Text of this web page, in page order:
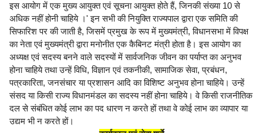
इस आयोग में एक मुख्य आयुक्त एवं सूचना आयुक्त होते हैं, जिनकी संख्या 10 से
अधिक नहीं होनी चाहिये ।' इन सभी की नियुक्ति राज्यपाल द्वारा एक समिति की
सिफारिश पर की जाती है, जिसमें प्रमुख के रूप में मुख्यमंत्री, विधानसभा में विपक्ष
का नेता एवं मुख्यमंत्री द्वारा मनोनीत एक कैबिनट मंत्री होता है। इस आयोग का
अध्यक्ष एवं सदस्य बनने वाले सदस्यों में सार्वजनिक जीवन का पर्याप्त का अनुभव
होना चाहिये तथा उन्हें विधि, विज्ञान एवं तकनीकी, सामाजिक सेवा, प्रबंधन,
पत्रकारिता, जनसंचार या प्रशासन आदि का विशिष्ट अनुभव होना चाहिये। उन्हें
संसद या किसी राज्य विधानमंडल का सदस्य नहीं होना चाहिये। वे किसी राजनीतिक
दल से संबंधित कोई लाभ का पद धारण न करते हों तथा वे कोई लाभ का व्यापार या
उद्यम भी न करते हों।